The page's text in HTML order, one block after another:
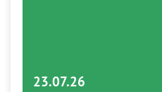
23.07.26